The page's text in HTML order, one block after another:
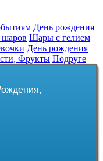
День рождения
шаров Шары с гелием
День рождения
Фрукты Подруге